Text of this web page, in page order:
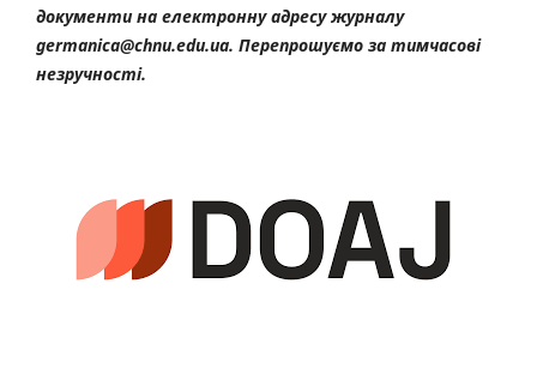
документи на електронну адресу журналу
germanica@chnu.edu.ua. Перепрошуємо за тимчасові
незручності.